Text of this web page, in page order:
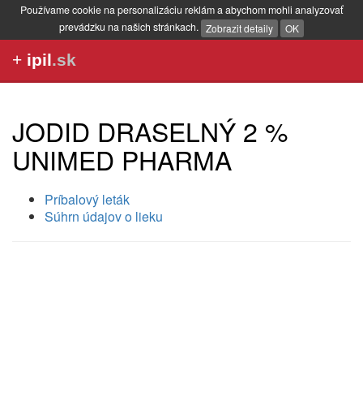
Používame cookie na personalizáciu reklám a abychom mohli analyzovať
prevádzku na našich stránkach. Zobrazit detaily OK
+ ipil.sk
JODID DRASELNÝ 2 %
UNIMED PHARMA
Príbalový leták
Súhrn údajov o lieku